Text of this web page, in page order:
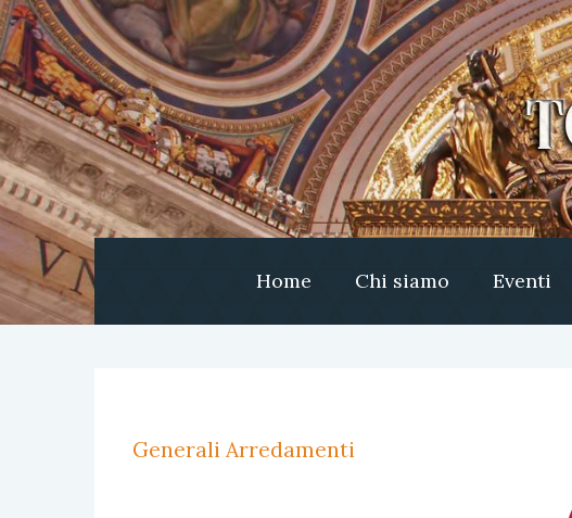
Home Chi siamo Eventi
Generali Arredamenti